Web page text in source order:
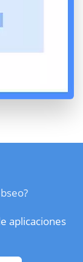
aplicaciones